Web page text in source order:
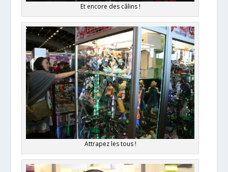
Et encore des câlins !
Attrapez les tous !